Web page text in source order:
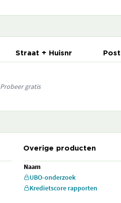
Straat + Huisnr
Probeer gratis
Overige producten
Naam
UBO-onderzoek
Kredietscore rapporten